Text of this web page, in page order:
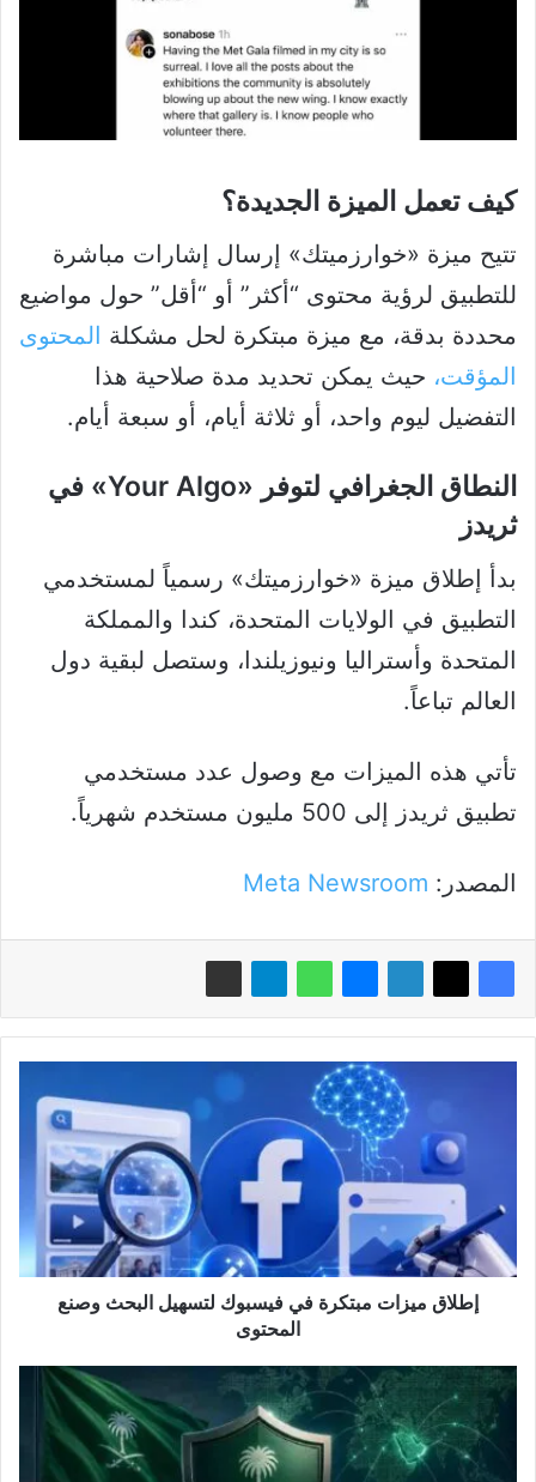
كيف تعمل الميزة الجديدة؟
تتيح ميزة «خوارزميتك» إرسال إشارات مباشرة
للتطبيق لرؤية محتوى “أكثر” أو “أقل” حول مواضيع
محددة بدقة، مع ميزة مبتكرة لحل مشكلة المحتوى
المؤقت، حيث يمكن تحديد مدة صلاحية هذا
التفضيل ليوم واحد، أو ثلاثة أيام، أو سبعة أيام.
النطاق الجغرافي لتوفر «Your Algo» في
ثريدز
بدأ إطلاق ميزة «خوارزميتك» رسمياً لمستخدمي
التطبيق في الولايات المتحدة، كندا والمملكة
المتحدة وأستراليا ونيوزيلندا، وستصل لبقية دول
العالم تباعاً.
تأتي هذه الميزات مع وصول عدد مستخدمي
تطبيق ثريدز إلى 500 مليون مستخدم شهرياً.
المصدر: Meta Newsroom
البحث
وصنع
المحتوى
إطلاق ميزات مبتكرة في فيسبوك لتسهيل البحث وصنع
المحتوى
السعودية
بالمرتبة
الأولى